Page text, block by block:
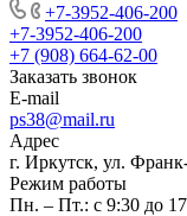
+7-3952-406-200
+7-3952-406-200
+7 (908) 664-62-00
Заказать звонок
E-mail
ps38@mail.ru
Адрес
г. Иркутск, ул.
Режим работы
Пн. – Пт.: с 9:30 до